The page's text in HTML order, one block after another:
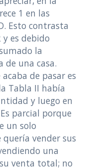
1 en las
Esto contrasta
es debido
la
de una casa.
de pasar es
Tabla II había
y luego en
parcial porque
un solo
vender sus
una
venta total; no